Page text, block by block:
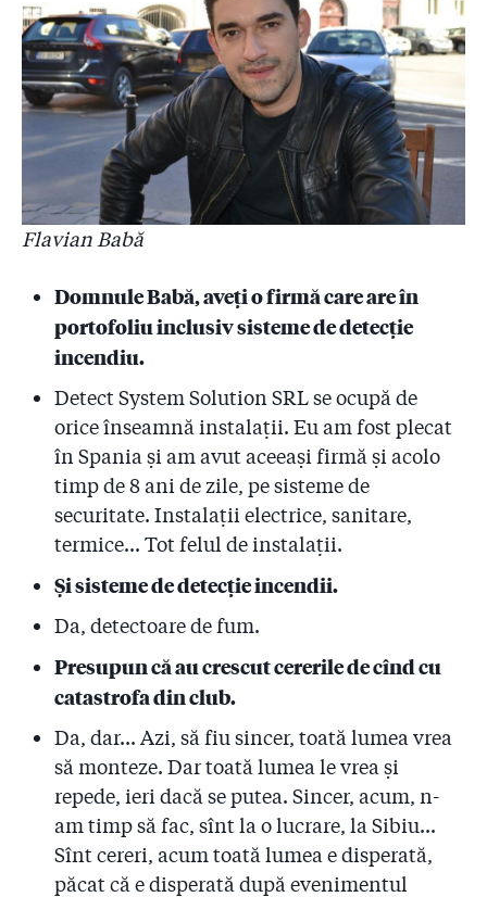
Flavian Babă
Domnule Babă, aveţi o firmă care are în
portofoliu inclusiv sisteme de detecţie
incendiu.
Detect System Solution SRL se ocupă de
orice înseamnă instalaţii. Eu am fost plecat
în Spania şi am avut aceeaşi firmă şi acolo
timp de 8 ani de zile, pe sisteme de
securitate. Instalaţii electrice, sanitare,
termice... Tot felul de instalaţii.
Şi sisteme de detecţie incendii.
Da, detectoare de fum.
Presupun că au crescut cererile de cînd cu
catastrofa din club.
Da, dar... Azi, să fiu sincer, toată lumea vrea
să monteze. Dar toată lumea le vrea şi
repede, ieri dacă se putea. Sincer, acum, n-
am timp să fac, sînt la o lucrare, la Sibiu...
Sînt cereri, acum toată lumea e disperată,
păcat că e disperată după evenimentul